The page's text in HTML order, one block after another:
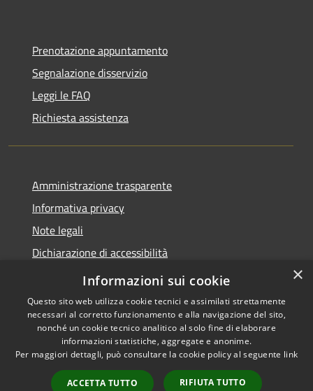
Prenotazione appuntamento
Segnalazione disservizio
Leggi le FAQ
Richiesta assistenza
Amministrazione trasparente
Informativa privacy
Note legali
Dichiarazione di accessibilità
Obiettivi accessibilità
Accessibilità
Copyright © 2026 • Comune di
Chiari • Powered by
Municipium•
Accesso
×
Informazioni sui cookie
Questo sito web utilizza cookie tecnici e assimilati strettamente
necessari al corretto funzionamento e alla navigazione del sito,
nonché un cookie tecnico analitico al solo fine di elaborare
informazioni statistiche, aggregate e anonime.
Per maggiori dettagli, può consultare la cookie policy al seguente link
ACCETTA TUTTO RIFIUTA TUTTO